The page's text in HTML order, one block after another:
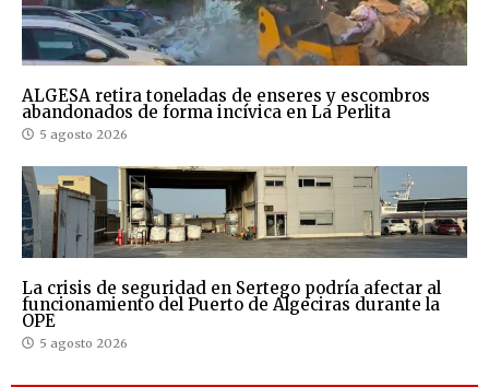
ALGESA retira toneladas de enseres y escombros
abandonados de forma incívica en La Perlita
5 agosto 2026
La crisis de seguridad en Sertego podría afectar al
funcionamiento del Puerto de Algeciras durante la
OPE
5 agosto 2026